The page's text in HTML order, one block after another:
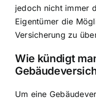
jedoch nicht immer
Eigentümer die
Versicherung zu
Wie kündigt
Um eine